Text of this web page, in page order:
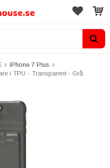
iPhone 7 Plus
i TPU - Transparent - Grå